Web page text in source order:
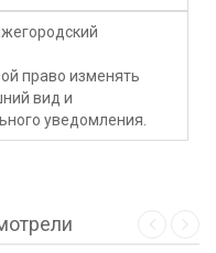
право изменять
вид и
уведомления.